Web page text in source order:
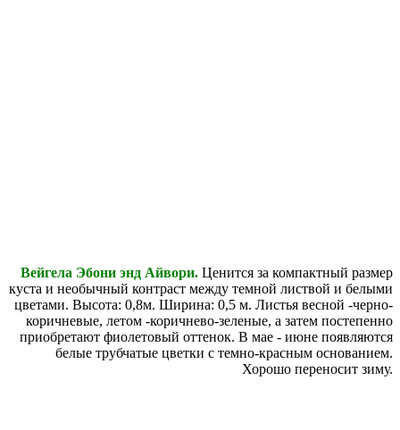
Вейгела Эбони энд Айвори. Ценится за компактный размер
куста и необычный контраст между темной листвой и белыми
цветами. Высота: 0,8м. Ширина: 0,5 м. Листья весной -черно-
коричневые, летом -коричнево-зеленые, а затем постепенно
приобретают фиолетовый оттенок. В мае - июне появляются
белые трубчатые цветки с темно-красным основанием.
Хорошо переносит зиму.